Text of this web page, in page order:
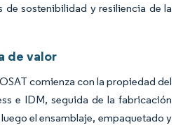
sostenibilidad y resiliencia de la
de valor
comienza con la propiedad del
e IDM, seguida de la fabricación
el ensamblaje, empaquetado y